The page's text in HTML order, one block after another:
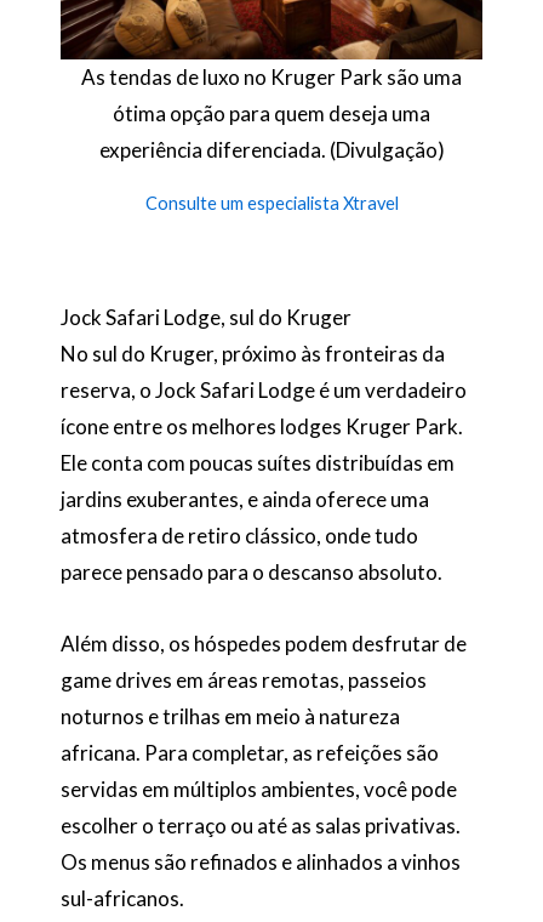
As tendas de luxo no Kruger Park são uma
ótima opção para quem deseja uma
experiência diferenciada. (Divulgação)
Consulte um especialista Xtravel
Jock Safari Lodge, sul do Kruger
No sul do Kruger, próximo às fronteiras da
reserva, o Jock Safari Lodge é um verdadeiro
ícone entre os melhores lodges Kruger Park.
Ele conta com poucas suítes distribuídas em
jardins exuberantes, e ainda oferece uma
atmosfera de retiro clássico, onde tudo
parece pensado para o descanso absoluto.
Além disso, os hóspedes podem desfrutar de
game drives em áreas remotas, passeios
noturnos e trilhas em meio à natureza
africana. Para completar, as refeições são
servidas em múltiplos ambientes, você pode
escolher o terraço ou até as salas privativas.
Os menus são refinados e alinhados a vinhos
sul-africanos.